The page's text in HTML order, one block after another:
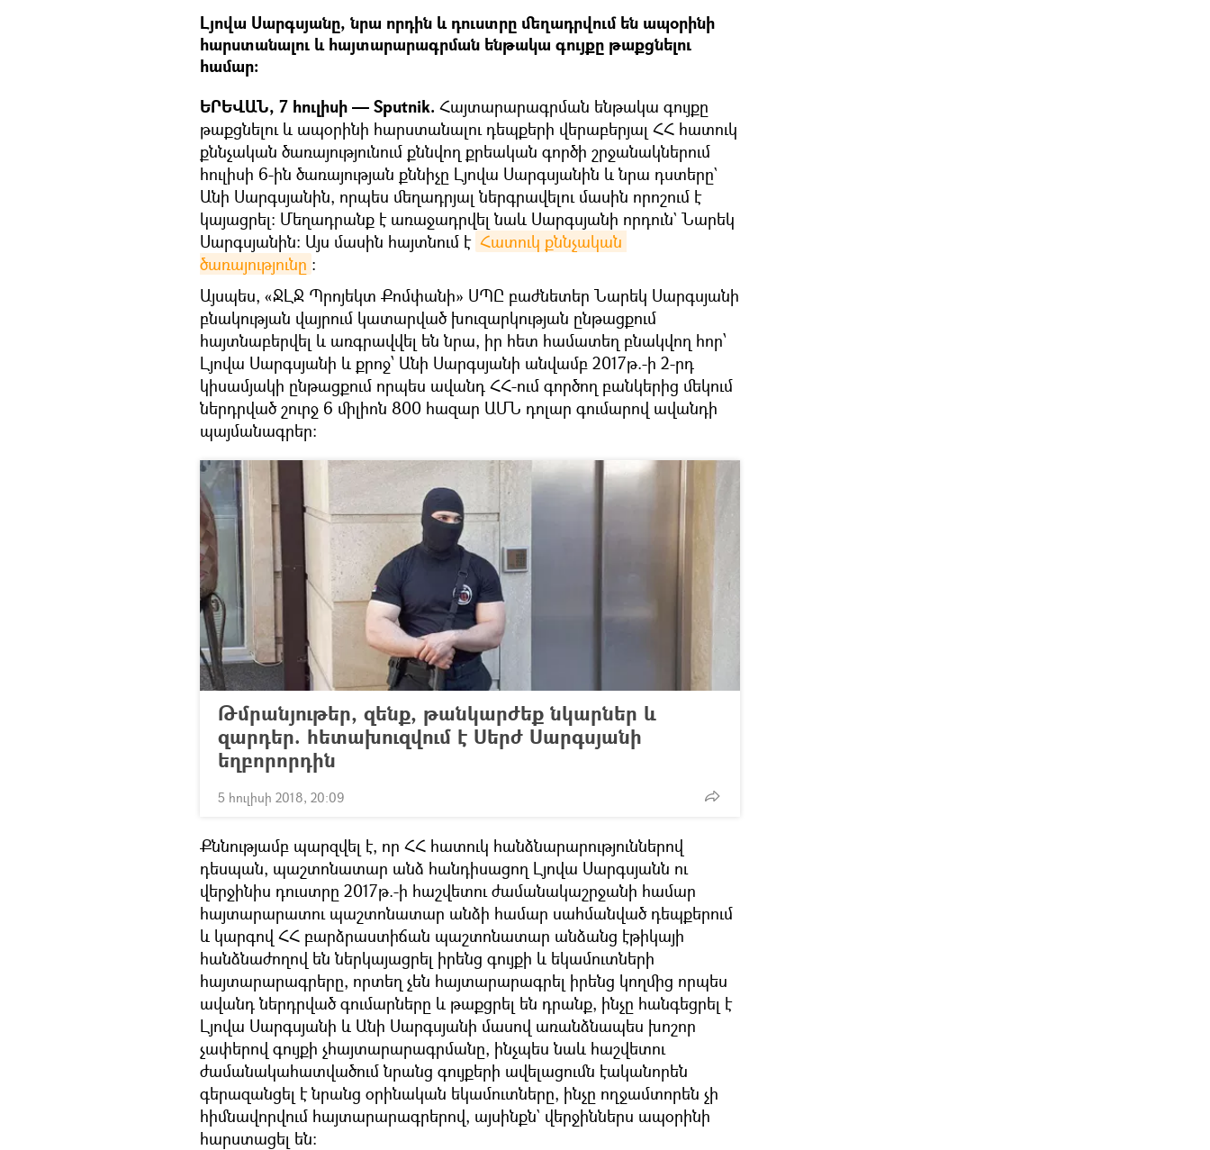
Լյովա Սարգսյանը, նրա որդին և դուստրը մեղադրվում են ապօրինի
հարստանալու և հայտարարագրման ենթակա գույքը թաքցնելու
համար։
ԵՐԵՎԱՆ, 7 հուլիսի — Sputnik. Հայտարարագրման ենթակա գույքը
թաքցնելու և ապօրինի հարստանալու դեպքերի վերաբերյալ ՀՀ հատուկ
քննչական ծառայությունում քննվող քրեական գործի շրջանակներում
հուլիսի 6-ին ծառայության քննիչը Լյովա Սարգսյանին և նրա դստերը`
Անի Սարգսյանին, որպես մեղադրյալ ներգրավելու մասին որոշում է
կայացրել: Մեղադրանք է առաջադրվել նաև Սարգսյանի որդուն` Նարեկ
Սարգսյանին: Այս մասին հայտնում է Հատուկ քննչական
ծառայությունը ։
Այսպես, «ՋԼՋ Պրոյեկտ Քոմփանի» ՍՊԸ բաժնետեր Նարեկ Սարգսյանի
բնակության վայրում կատարված խուզարկության ընթացքում
հայտնաբերվել և առգրավվել են նրա, իր հետ համատեղ բնակվող հոր՝
Լյովա Սարգսյանի և քրոջ՝ Անի Սարգսյանի անվամբ 2017թ.-ի 2-րդ
կիսամյակի ընթացքում որպես ավանդ ՀՀ-ում գործող բանկերից մեկում
ներդրված շուրջ 6 միլիոն 800 հազար ԱՄՆ դոլար գումարով ավանդի
պայմանագրեր:
Թմրանյութեր, զենք, թանկարժեք նկարներ և
զարդեր. հետախուզվում է Սերժ Սարգսյանի
եղբորորդին
5 հուլիսի 2018, 20:09
Քննությամբ պարզվել է, որ ՀՀ հատուկ հանձնարարություններով
դեսպան, պաշտոնատար անձ հանդիսացող Լյովա Սարգսյանն ու
վերջինիս դուստրը 2017թ.-ի հաշվետու ժամանակաշրջանի համար
հայտարարատու պաշտոնատար անձի համար սահմանված դեպքերում
և կարգով ՀՀ բարձրաստիճան պաշտոնատար անձանց էթիկայի
հանձնաժողով են ներկայացրել իրենց գույքի և եկամուտների
հայտարարագրերը, որտեղ չեն հայտարարագրել իրենց կողմից որպես
ավանդ ներդրված գումարները և թաքցրել են դրանք, ինչը հանգեցրել է
Լյովա Սարգսյանի և Անի Սարգսյանի մասով առանձնապես խոշոր
չափերով գույքի չհայտարարագրմանը, ինչպես նաև հաշվետու
ժամանակահատվածում նրանց գույքերի ավելացումն էականորեն
գերազանցել է նրանց օրինական եկամուտները, ինչը ողջամտորեն չի
հիմնավորվում հայտարարագրերով, այսինքն` վերջիններս ապօրինի
հարստացել են: